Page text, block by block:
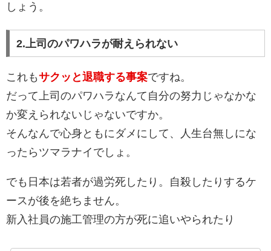
しょう。
2.上司のパワハラが耐えられない
これもサクッと退職する事案ですね。
だって上司のパワハラなんて自分の努力じゃなかな
か変えられないじゃないですか。
そんなんで心身ともにダメにして、人生台無しにな
ったらツマラナイでしょ。
でも日本は若者が過労死したり。自殺したりするケ
ースが後を絶ちません。
新入社員の施工管理の方が死に追いやられたり